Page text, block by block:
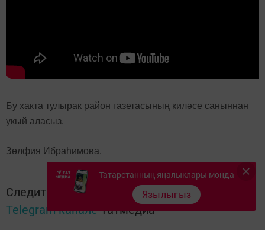
Бу хакта тулырак район газетасының киләсе саныннан
укый аласыз.
Зөлфия Ибраһимова.
Следите за самым важным и интересным в
Telegram-каналеТатмедиа
Татарстанның яңалыклары монда
Язылыгыз